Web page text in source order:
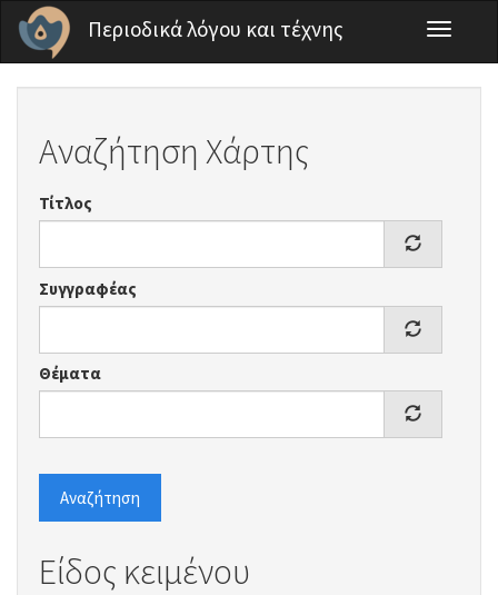
Παράκαμψη προς το κυρίως περιεχόμενο
Περιοδικά λόγου και τέχνης
Toggle
Αναζήτηση Χάρτης
Τίτλος
Συγγραφέας
Θέματα
Αναζήτηση
Είδος κειμένου